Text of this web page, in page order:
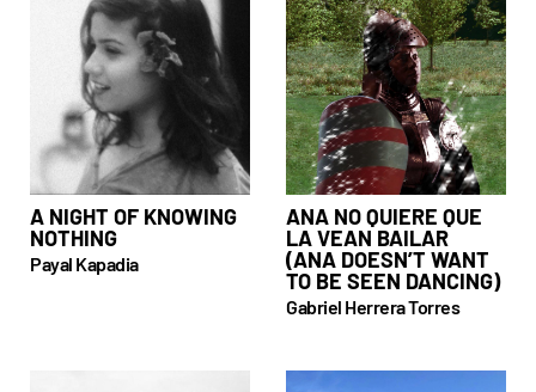
A NIGHT OF KNOWING
NOTHING
Payal Kapadia
ANA NO QUIERE QUE
LA VEAN BAILAR
(ANA DOESN’T WANT
TO BE SEEN DANCING)
Gabriel Herrera Torres